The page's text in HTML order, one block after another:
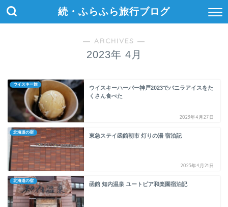
続・ふらふら旅行ブログ
― ARCHIVES ―
2023年 4月
ウイスキー旅
ウイスキーハーバー神戸2023でバニラアイスをた
くさん食べた
2023年4月27日
北海道の宿
東急ステイ函館朝市 灯りの湯 宿泊記
2023年4月21日
北海道の宿
函館 知内温泉 ユートピア和楽園宿泊記